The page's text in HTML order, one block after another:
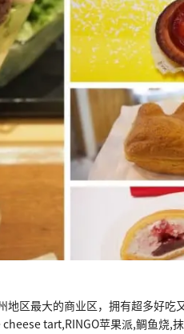
地区最大的商业区，拥有超多好吃
tart,RINGO苹果派,鲷鱼烧,